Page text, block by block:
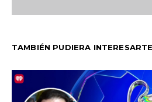
TAMBIÉN PUDIERA INTERESARTE